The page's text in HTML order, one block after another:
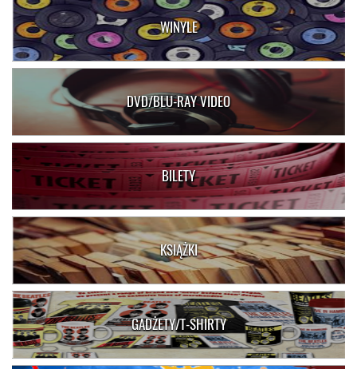
WINYLE
DVD/BLU-RAY VIDEO
BILETY
KSIĄŻKI
GADŻETY/T-SHIRTY